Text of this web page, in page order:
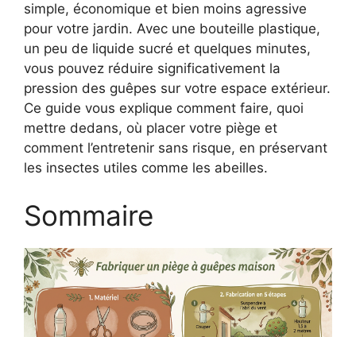
simple, économique et bien moins agressive
pour votre jardin. Avec une bouteille plastique,
un peu de liquide sucré et quelques minutes,
vous pouvez réduire significativement la
pression des guêpes sur votre espace extérieur.
Ce guide vous explique comment faire, quoi
mettre dedans, où placer votre piège et
comment l’entretenir sans risque, en préservant
les insectes utiles comme les abeilles.
Sommaire